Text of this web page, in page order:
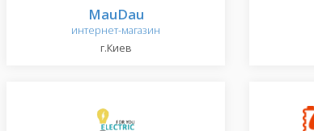
MauDau
интернет-магазин
г.Киев